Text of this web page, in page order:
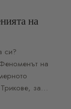
на
си?
на
за…